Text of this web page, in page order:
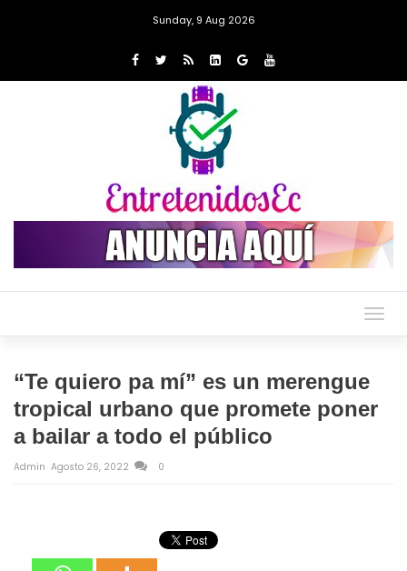
Sunday, 9 Aug 2026
“Te quiero pa mí” es un merengue
tropical urbano que promete poner
a bailar a todo el público
Admin Agosto 26, 2022 0